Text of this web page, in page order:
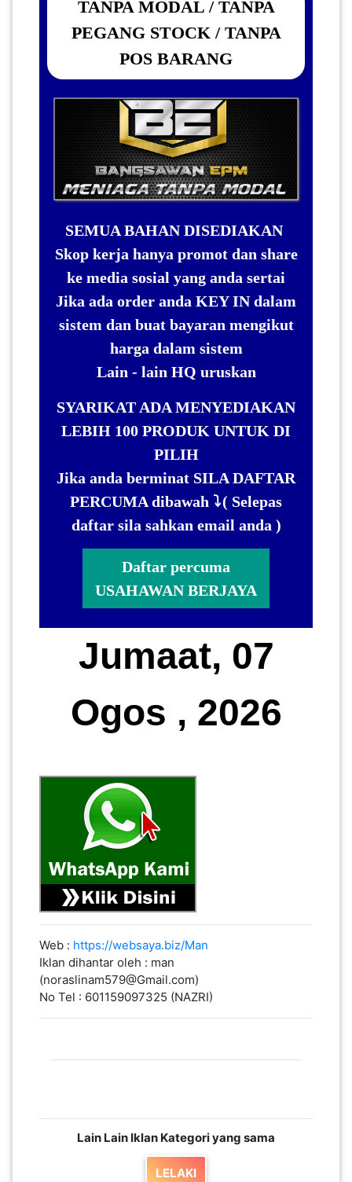
TANPA MODAL / TANPA
PEGANG STOCK / TANPA
POS BARANG
SEMUA BAHAN DISEDIAKAN
Skop kerja hanya promot dan share
ke media sosial yang anda sertai
Jika ada order anda KEY IN dalam
sistem dan buat bayaran mengikut
harga dalam sistem
Lain - lain HQ uruskan
SYARIKAT ADA MENYEDIAKAN
LEBIH 100 PRODUK UNTUK DI
PILIH
Jika anda berminat SILA DAFTAR
PERCUMA dibawah ⤵️ ( Selepas
daftar sila sahkan email anda )
Daftar percuma
USAHAWAN BERJAYA
Jumaat, 07
Ogos , 2026
Web : https://websaya.biz/Man
Iklan dihantar oleh : man
(noraslinam579@Gmail.com)
No Tel : 601159097325 (NAZRI)
Lain Lain Iklan Kategori yang sama
LELAKI